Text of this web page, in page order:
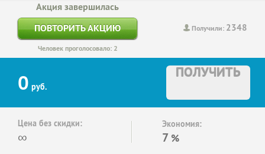
Получили: 2348
Акция завершилась
ПОВТОРИТЬ АКЦИЮ
Человек проголосовало: 2
0 руб.
ПОЛУЧИТЬ
Цена без скидки:
∞
Экономия:
7 %